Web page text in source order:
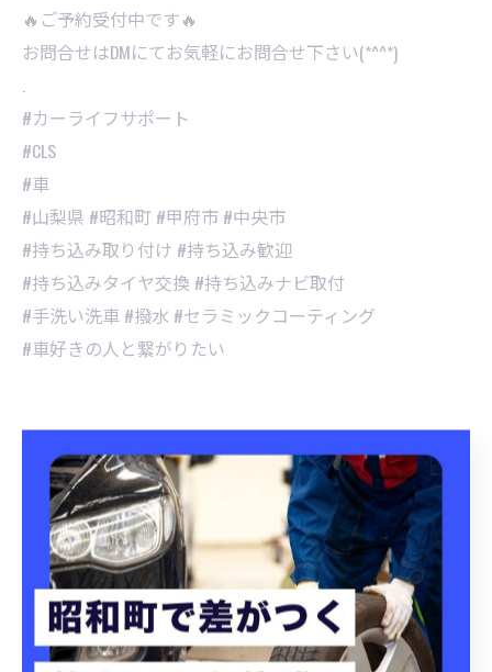
🔥ご予約受付中です🔥
お問合せはDMにてお気軽にお問合せ下さい(*^^*)
.
#カーライフサポート
#CLS
#車
#山梨県 #昭和町 #甲府市 #中央市
#持ち込み取り付け #持ち込み歓迎
#持ち込みタイヤ交換 #持ち込みナビ取付
#手洗い洗車 #撥水 #セラミックコーティング
#車好きの人と繋がりたい
昭和町にてタイヤ交換を実施昭和町にて洗車プランを提
タイヤ交換 洗車
< 前のページ 一覧に戻る 次のページ >